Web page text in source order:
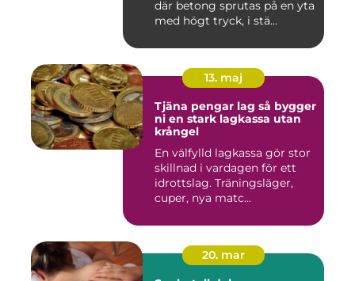
där betong sprutas på en yta
med högt tryck, i stä...
13. maj
Tjäna pengar lag så bygger
ni en stark lagkassa utan
krångel
En välfylld lagkassa gör stor
skillnad i vardagen för ett
idrottslag. Träningsläger,
cuper, nya matc...
20. mar